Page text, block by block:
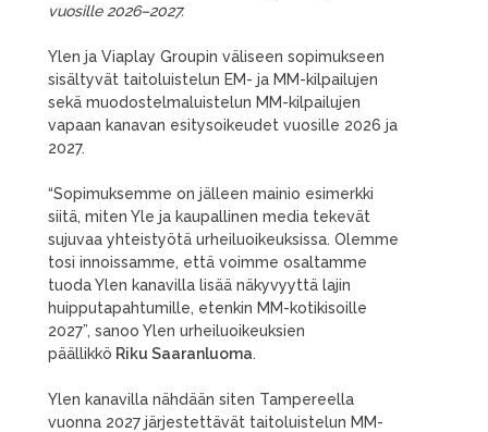
vuosille 2026–2027.
Ylen ja Viaplay Groupin väliseen sopimukseen
sisältyvät taitoluistelun EM- ja MM-kilpailujen
sekä muodostelmaluistelun MM-kilpailujen
vapaan kanavan esitysoikeudet vuosille 2026 ja
2027.
“Sopimuksemme on jälleen mainio esimerkki
siitä, miten Yle ja kaupallinen media tekevät
sujuvaa yhteistyötä urheiluoikeuksissa. Olemme
tosi innoissamme, että voimme osaltamme
tuoda Ylen kanavilla lisää näkyvyyttä lajin
huipputapahtumille, etenkin MM-kotikisoille
2027”, sanoo Ylen urheiluoikeuksien
päällikkö Riku Saaranluoma.
Ylen kanavilla nähdään siten Tampereella
vuonna 2027 järjestettävät taitoluistelun MM-